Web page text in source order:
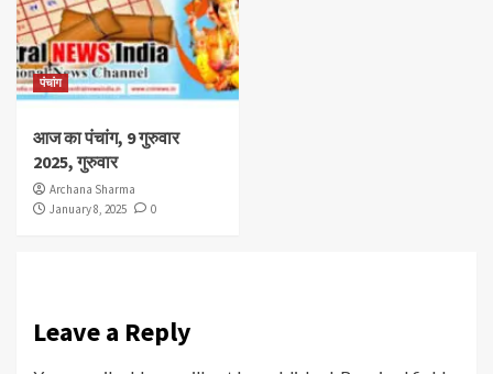
पंचांग
आज का पंचांग, 9 गुरुवार
2025, गुरुवार
Archana Sharma
January 8, 2025
0
Leave a Reply